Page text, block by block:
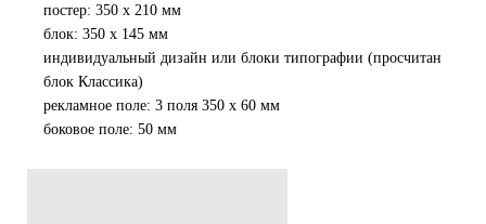
постер: 350 х 210 мм
блок: 350 х 145 мм
индивидуальный дизайн или блоки типографии (просчитан
блок Классика)
рекламное поле: 3 поля 350 х 60 мм
боковое поле: 50 мм